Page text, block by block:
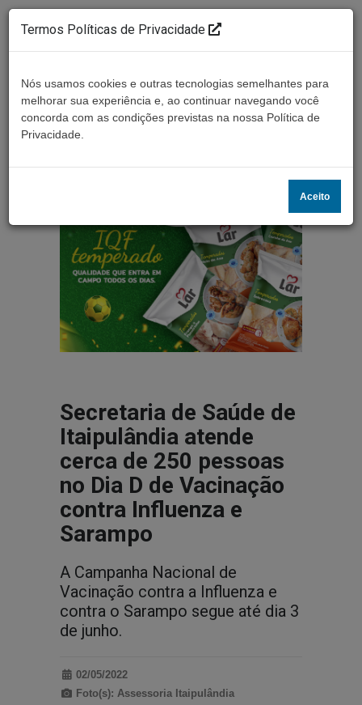
Secretaria de Saúde de
Itaipulândia atende
cerca de 250 pessoas
no Dia D de Vacinação
contra Influenza e
Sarampo
A Campanha Nacional de
Vacinação contra a Influenza e
contra o Sarampo segue até dia 3
de junho.
02/05/2022
Foto(s): Assessoria Itaipulândia
Termos Políticas de Privacidade
Nós usamos cookies e outras tecnologias semelhantes para
melhorar sua experiência e, ao continuar navegando você
concorda com as condições previstas na nossa Política de
Privacidade.
Aceito